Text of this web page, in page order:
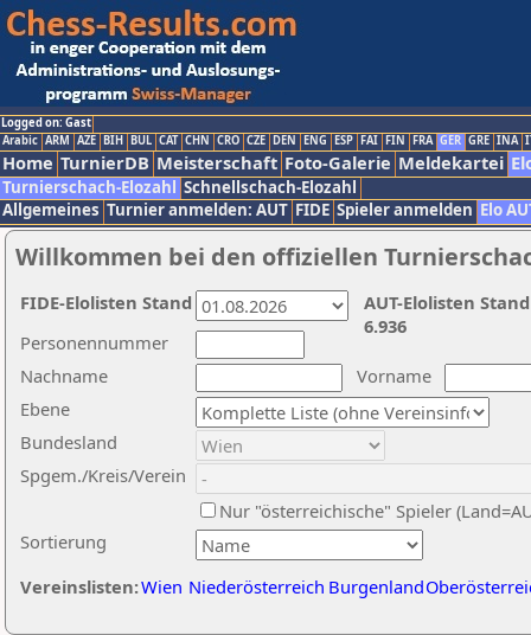
Logged on: Gast
Arabic ARM AZE BIH BUL CAT CHN CRO CZE DEN ENG ESP FAI FIN FRA GER GRE INA
Home TurnierDB Meisterschaft Foto-Galerie Meldekartei
Turnierschach-Elozahl Schnellschach-Elozahl
Allgemeines Turnier anmelden: AUT FIDE Spieler anmelden Elo
Willkommen bei den offiziellen
Nachname
Vorname
Ebene
Sortierung
Personennummer
Bundesland
Spgem./Kreis/Verein
Nur "österreichische" Spieler
Vereinslisten:Wien Niederösterreich Burgenland
AUT-Elolisten
6.936
FIDE-Elolisten Stand